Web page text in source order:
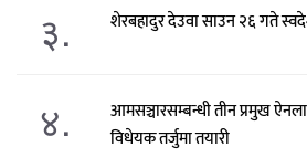
३. शेरबहादुर देउवा साउन २६ गते
४.
आमसञ्चारसम्बन्धी तीन प्रमुख
विधेयक तर्जुमा तयारी